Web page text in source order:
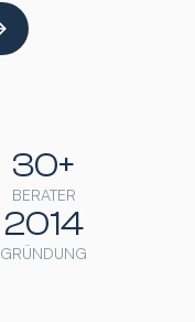
BERATER
30+
GRÜNDUNG
2014